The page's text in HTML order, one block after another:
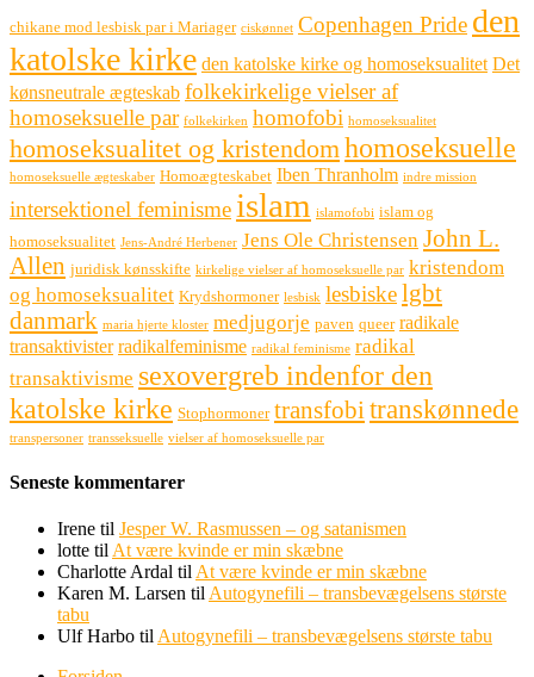
chikane mod lesbisk par i Mariager ciskønnet Copenhagen Pride den
katolske kirke den katolske kirke og homoseksualitet Det
kønsneutrale ægteskab folkekirkelige vielser af
homoseksuelle par folkekirken homofobi homoseksualitet
homoseksualitet og kristendom homoseksuelle
homoseksuelle ægteskaber Homoægteskabet Iben Thranholm indre mission
intersektionel feminisme islam islamofobi islam og
homoseksualitet Jens-André Herbener Jens Ole Christensen John L.
Allen juridisk kønsskifte kirkelige vielser af homoseksuelle par kristendom
og homoseksualitet Krydshormoner lesbisk lesbiskelgbt
danmark maria hjerte kloster medjugorje paven queer radikale
transaktivister radikalfeminisme radikal feminisme radikal
transaktivisme sexovergreb indenfor den
katolske kirke Stophormoner transfobi transkønnede
transpersoner transseksuelle vielser af homoseksuelle par
Seneste kommentarer
Irene til Jesper W. Rasmussen – og satanismen
lotte tilAt være kvinde er min skæbne
Charlotte Ardal tilAt være kvinde er min skæbne
Karen M. Larsen tilAutogynefili – transbevægelsens største
tabu
Ulf Harbo tilAutogynefili – transbevægelsens største tabu